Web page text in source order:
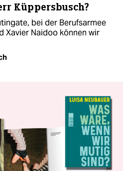
Küppersbusch?
bei der Berufsarmee
Xavier Naidoo können wir